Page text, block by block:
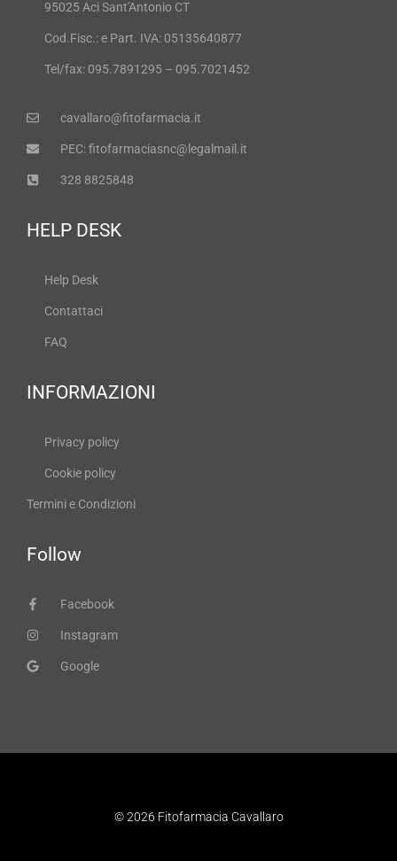
95025 Aci Sant'Antonio CT
Cod.Fisc.: e Part. IVA: 05135640877
Tel/fax: 095.7891295 – 095.7021452
cavallaro@fitofarmacia.it
PEC: fitofarmaciasnc@legalmail.it
328 8825848
HELP DESK
Help Desk
Contattaci
FAQ
INFORMAZIONI
Privacy policy
Cookie policy
Termini e Condizioni
Follow
Facebook
Instagram
Google
© 2026 Fitofarmacia Cavallaro